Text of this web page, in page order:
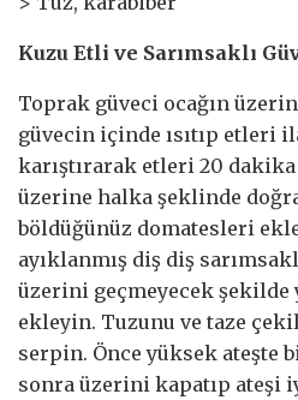
Kuzu Etli ve Sarımsaklı
Toprak güveci ocağın
güvecin içinde ısıtıp etleri
karıştırarak etleri 20
üzerine halka şeklinde
böldüğünüz domatesleri
ayıklanmış diş diş
üzerini geçmeyecek şekilde
ekleyin. Tuzunu ve taze
serpin. Önce yüksek ateşte
sonra üzerini kapatıp ateşi